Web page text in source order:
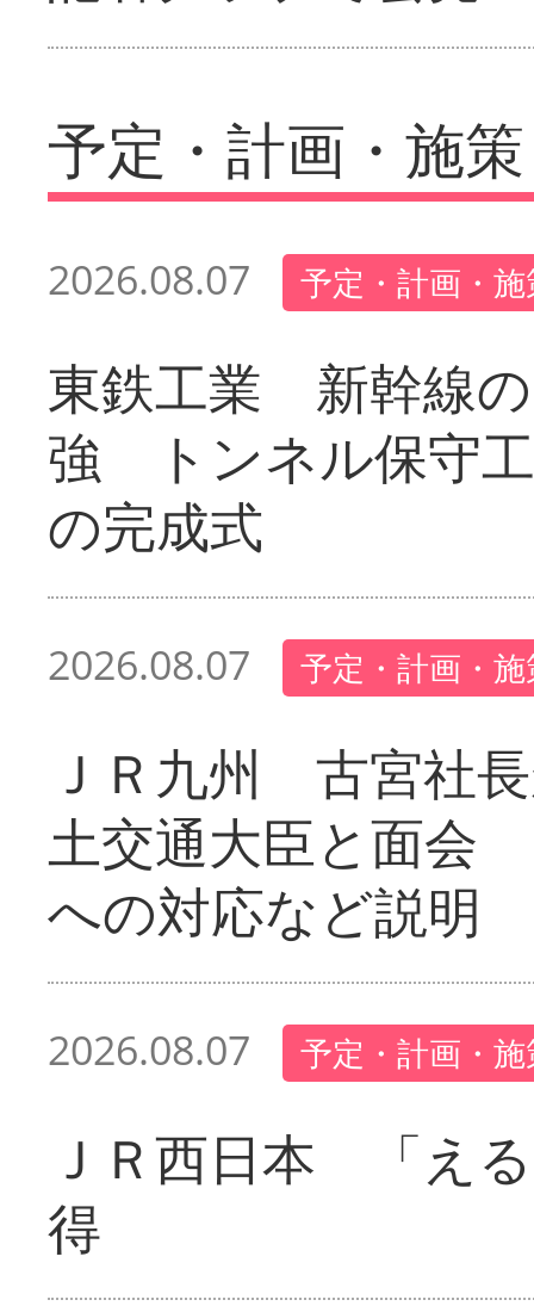
予定・計画・施策
2026.08.07 予定・計画・
東鉄工業 新幹線
強 トンネル保守
の完成式
2026.08.07 予定・計画・
ＪＲ九州 古宮社
土交通大臣と面会
への対応など説明
2026.08.07 予定・計画・
ＪＲ西日本 「え
得